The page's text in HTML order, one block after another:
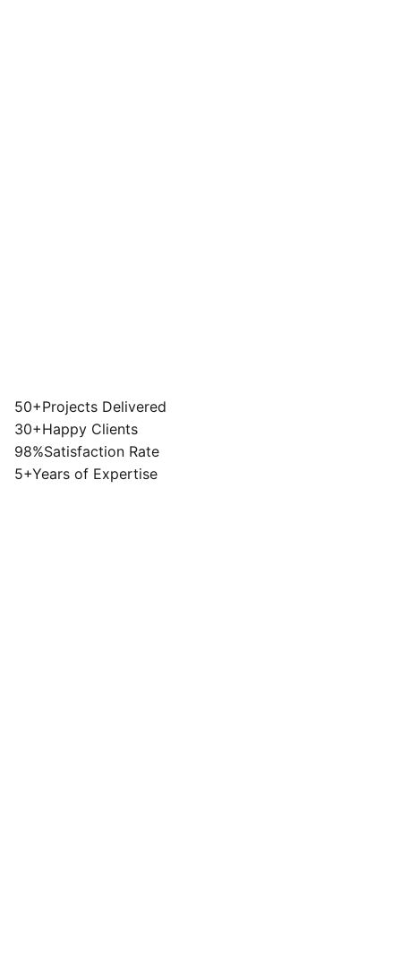
50+Projects Delivered
30+Happy Clients
98%Satisfaction Rate
5+Years of Expertise